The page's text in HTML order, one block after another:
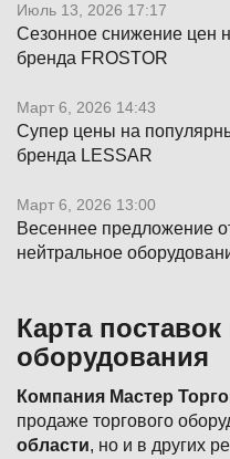
Июль 13, 2026 17:17
Сезонное снижение цен
бренда FROSTOR
Март 6, 2026 14:43
Супер цены на
бренда LESSAR
Март 6, 2026 13:00
Весеннее предложение
нейтральное
Карта
оборудования
Компания Мастер
продаже торгового
области, но и в других